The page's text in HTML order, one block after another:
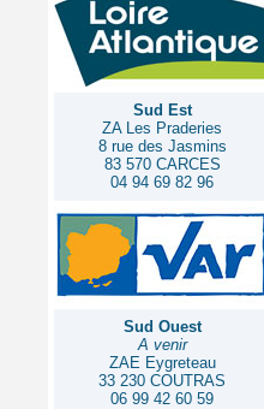
Sud Est
ZA Les Praderies
8 rue des Jasmins
83 570 CARCES
04 94 69 82 96
Sud Ouest
A venir
ZAE Eygreteau
33 230 COUTRAS
06 99 42 60 59